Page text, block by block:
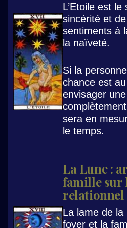
L’Etoile est
sincérité et
sentiments à
la naïveté.
Si la
chance est
envisager
sera en
le temps.
La Lune :
famille sur
relationnel
La lame de la
foyer et la